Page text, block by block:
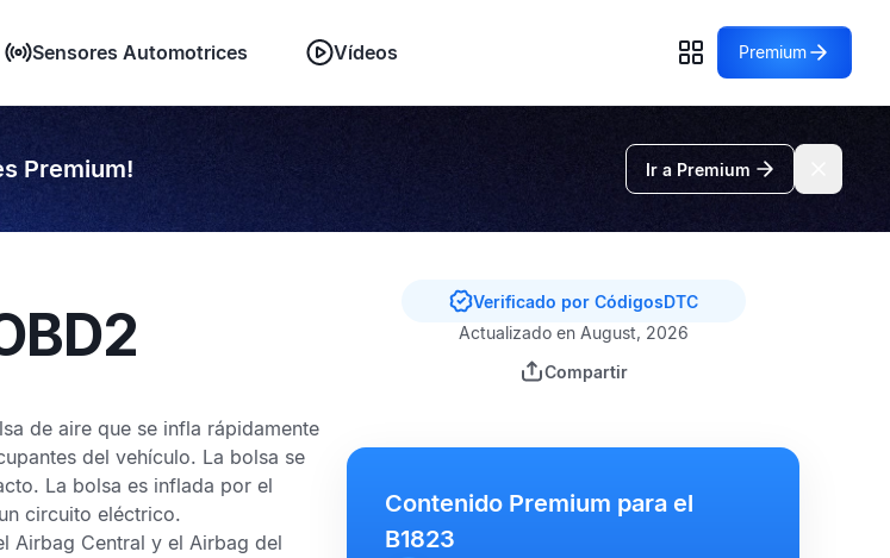
Sensores Automotrices Vídeos Premium
Premium! Ir a Premium
de aire que se infla rápidamente
del vehículo. La bolsa se
La bolsa es inflada por el
circuito eléctrico.
Airbag Central y el Airbag del
Verificado por CódigosDTC
Actualizado en August, 2026
Compartir
Contenido Premium para el
B1823